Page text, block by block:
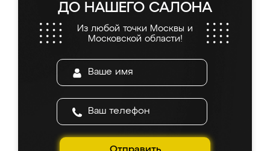
ДО НАШЕГО САЛОНА
Из любой точки Москвы и
Московской области!